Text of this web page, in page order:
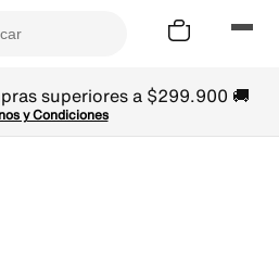
superiores a $299.900 🚚
y Condiciones